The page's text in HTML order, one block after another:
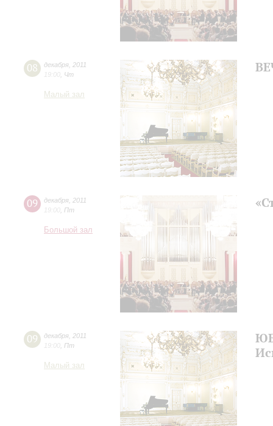
08 декабря 2011
19:00 Чт
Малый зал
09 декабря 2011
19:00 Пт
Большой зал
09 декабря 2011
19:00 Пт
Малый зал